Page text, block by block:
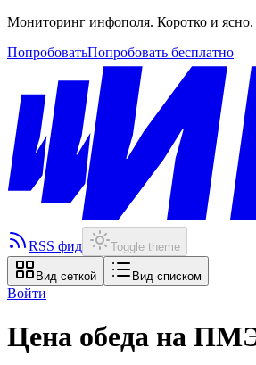
Мониторинг инфополя. Коротко и ясно.
ПопробоватьПопробовать бесплатно
RSS фид Toggle theme
Вид сеткой Вид списком
Войти
Цена обеда на